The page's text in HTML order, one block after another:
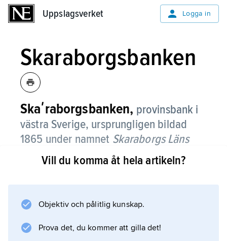
Uppslagsverket Logga in
Skaraborgsbanken
Skaʹraborgsbanken, provinsbank i
västra Sverige, ursprungligen bildad
1865 under namnet Skaraborgs Läns
Enskilda Bank
i Skövde, inlemmad 1990
Gota Bank.
Information om artikeln
Vill du komma åt hela artikeln?
Objektiv och pålitlig kunskap.
Prova det, du kommer att gilla det!